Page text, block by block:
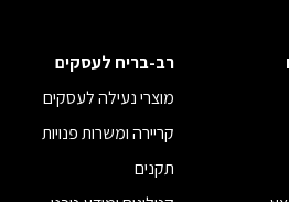
רב-בריח לעסקים
מוצרי נעילה לעסקים
קריירה ומשרות פנויות
תקנים